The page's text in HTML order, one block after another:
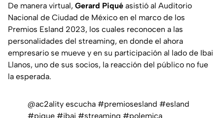
De manera virtual, Gerard Piqué asistió al Auditorio
Nacional de Ciudad de México en el marco de los
Premios Esland 2023, los cuales reconocen a las
personalidades del streaming, en donde el ahora
empresario se mueve y en su participación al lado de Ibai
Llanos, uno de sus socios, la reacción del público no fue
la esperada.
@ac2ality escucha #premiosesland #esland
#pique #ibai #streaming #polemica